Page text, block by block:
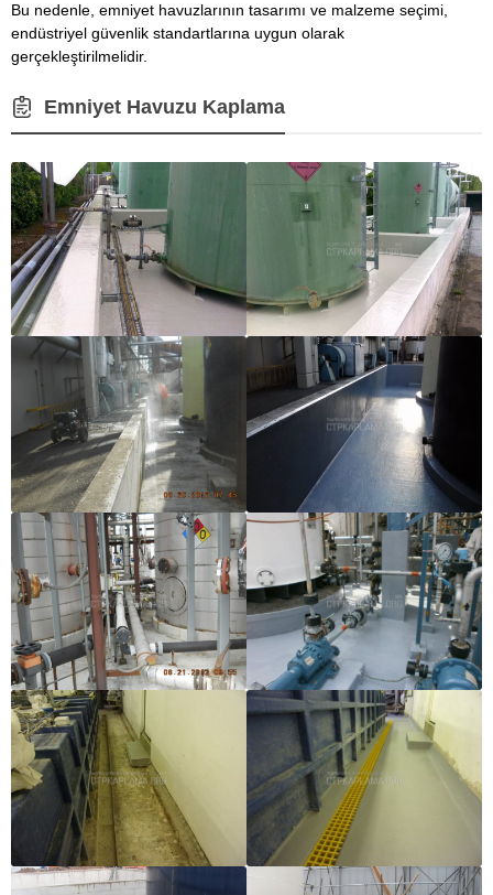
Bu nedenle, emniyet havuzlarının tasarımı ve malzeme seçimi,
endüstriyel güvenlik standartlarına uygun olarak
gerçekleştirilmelidir.
Emniyet Havuzu Kaplama